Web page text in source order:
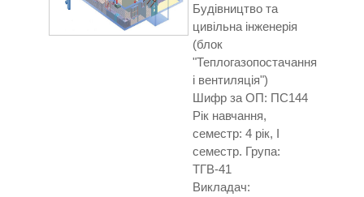
Будівництво та
цивільна інженерія
(блок
"Теплогазопостачання
і вентиляція")
Шифр за ОП: ПС144
Рік навчання,
семестр: 4 рік, І
семестр. Група:
ТГВ-41
Викладач: